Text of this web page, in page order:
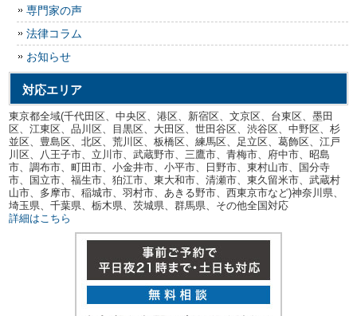
専門家の声
法律コラム
お知らせ
対応エリア
東京都全域(千代田区、中央区、港区、新宿区、文京区、台東区、墨田
区、江東区、品川区、目黒区、大田区、世田谷区、渋谷区、中野区、杉
並区、豊島区、北区、荒川区、板橋区、練馬区、足立区、葛飾区、江戸
川区、八王子市、立川市、武蔵野市、三鷹市、青梅市、府中市、昭島
市、調布市、町田市、小金井市、小平市、日野市、東村山市、国分寺
市、国立市、福生市、狛江市、東大和市、清瀬市、東久留米市、武蔵村
山市、多摩市、稲城市、羽村市、あきる野市、西東京市など)神奈川県、
埼玉県、千葉県、栃木県、茨城県、群馬県、その他全国対応
詳細はこちら